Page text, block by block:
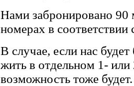
Нами забронировано 90
номерах в
В случае, если нас
жить в отдельном 1-
возможность тоже будет.